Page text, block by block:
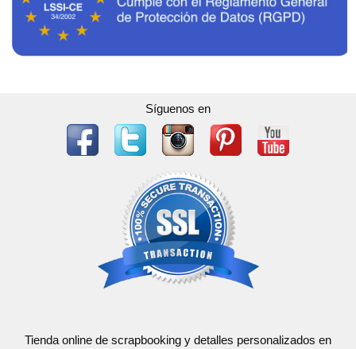
Síguenos en
Tienda online de scrapbooking y detalles personalizados en